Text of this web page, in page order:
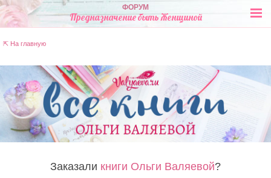
ФОРУМ
Предназначение быть Женщиной
⇱ На главную
Заказали книги Ольги Валяевой?